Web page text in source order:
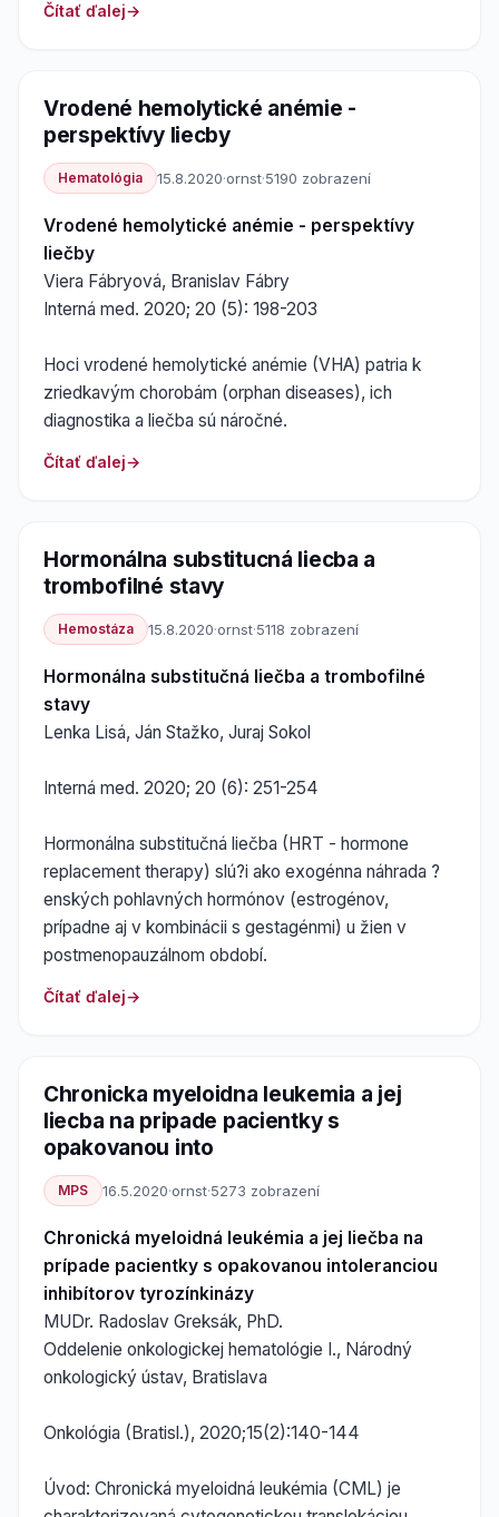
Čítať ďalej
Vrodené hemolytické anémie -
perspektívy liecby
Hematológia 15.8.2020·ornst·5190 zobrazení
Vrodené hemolytické anémie - perspektívy
liečby
Viera Fábryová, Branislav Fábry
Interná med. 2020; 20 (5): 198-203
Hoci vrodené hemolytické anémie (VHA) patria k
zriedkavým chorobám (orphan diseases), ich
diagnostika a liečba sú náročné.
Čítať ďalej
Hormonálna substitucná liecba a
trombofilné stavy
Hemostáza 15.8.2020·ornst·5118 zobrazení
Hormonálna substitučná liečba a trombofilné
stavy
Lenka Lisá, Ján Stažko, Juraj Sokol
Interná med. 2020; 20 (6): 251-254
Hormonálna substitučná liečba (HRT - hormone
replacement therapy) slú?i ako exogénna náhrada ?
enských pohlavných hormónov (estrogénov,
prípadne aj v kombinácii s gestagénmi) u žien v
postmenopauzálnom období.
Čítať ďalej
Chronicka myeloidna leukemia a jej
liecba na pripade pacientky s
opakovanou into
MPS 16.5.2020·ornst·5273 zobrazení
Chronická myeloidná leukémia a jej liečba na
prípade pacientky s opakovanou intoleranciou
inhibítorov tyrozínkinázy
MUDr. Radoslav Greksák, PhD.
Oddelenie onkologickej hematológie I., Národný
onkologický ústav, Bratislava
Onkológia (Bratisl.), 2020;15(2):140-144
Úvod: Chronická myeloidná leukémia (CML) je